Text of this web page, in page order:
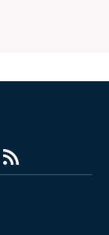
RSS